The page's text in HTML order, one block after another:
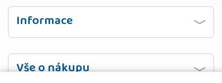
Zásady ochrany osobních údajů
Informace
Návod na praní
Vše o nákupu